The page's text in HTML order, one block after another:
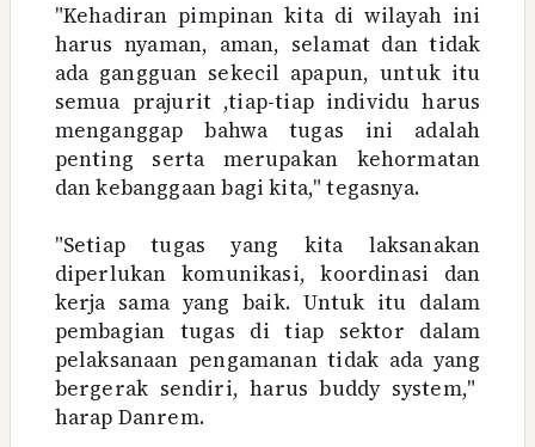
"Kehadiran pimpinan kita di wilayah ini
harus nyaman, aman, selamat dan tidak
ada gangguan sekecil apapun, untuk itu
semua prajurit ,tiap-tiap individu harus
menganggap bahwa tugas ini adalah
penting serta merupakan kehormatan
dan kebanggaan bagi kita," tegasnya.
"Setiap tugas yang kita laksanakan
diperlukan komunikasi, koordinasi dan
kerja sama yang baik. Untuk itu dalam
pembagian tugas di tiap sektor dalam
pelaksanaan pengamanan tidak ada yang
bergerak sendiri, harus buddy system,"
harap Danrem.